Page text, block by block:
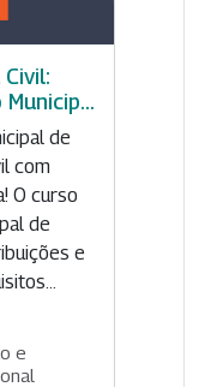
de
com
O curso
de
e
e